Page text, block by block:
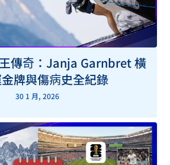
傳奇：Janja Garnbret 橫
牌與傷病史全紀錄
30 1 月, 2026